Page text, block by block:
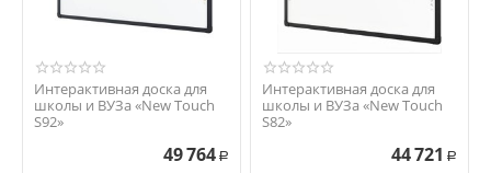
Интерактивная доска для
школы и ВУЗа «New Touch
S92»
49 764 Р
Интерактивная доска для
школы и ВУЗа «New Touch
S82»
44 721 Р